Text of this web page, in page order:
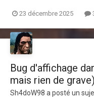
23 décembre 2025
Bug d'affichage
mais rien de
Sh4doW98 a posté un